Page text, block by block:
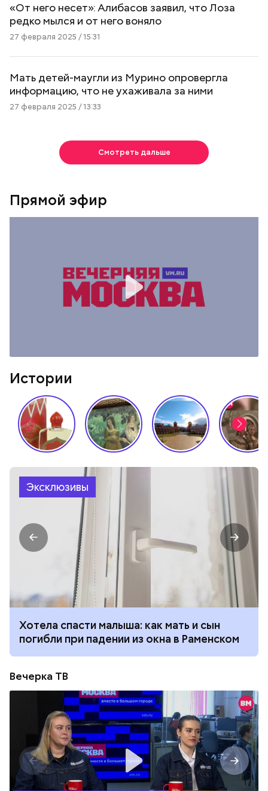
«От него несет»: Алибасов заявил, что Лоза
редко мылся и от него воняло
27 февраля 2025 / 15:31
Мать детей-маугли из Мурино опровергла
информацию, что не ухаживала за ними
27 февраля 2025 / 13:33
Смотреть дальше
Прямой эфир
Истории
Эксклюзивы
Хотела спасти малыша: как мать и сын
погибли при падении из окна в Раменском
Вечерка ТВ